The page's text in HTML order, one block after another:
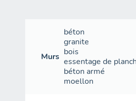
Murs
béton
granite
bois
essentage de
béton armé
moellon